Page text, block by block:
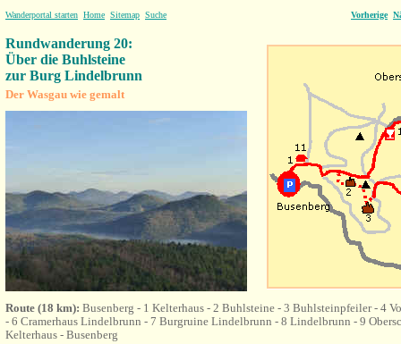
Wanderportal starten Home Sitemap Suche Vorherige
Rundwanderung 20:
Über die Buhlsteine
zur Burg Lindelbrunn
Der Wasgau wie gemalt
Route (18 km): Busenberg - 1 Kelterhaus - 2 Buhlsteine - 3 Buhlsteinpfeiler - 4
- 6 Cramerhaus Lindelbrunn - 7 Burgruine Lindelbrunn - 8 Lindelbrunn - 9
Kelterhaus - Busenberg